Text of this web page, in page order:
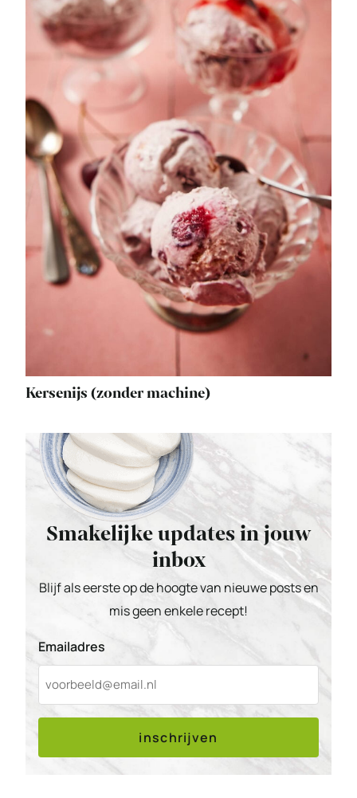
Kersenijs (zonder machine)
Smakelijke updates in jouw
inbox
Blijf als eerste op de hoogte van nieuwe posts en
mis geen enkele recept!
Emailadres
inschrijven